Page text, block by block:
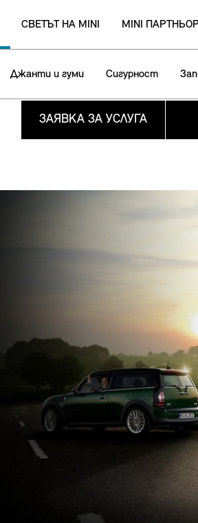
СВЕТЪТ НА MINI MINI
Джанти и гуми Сигурност
ЗАЯВКА ЗА УСЛУГА